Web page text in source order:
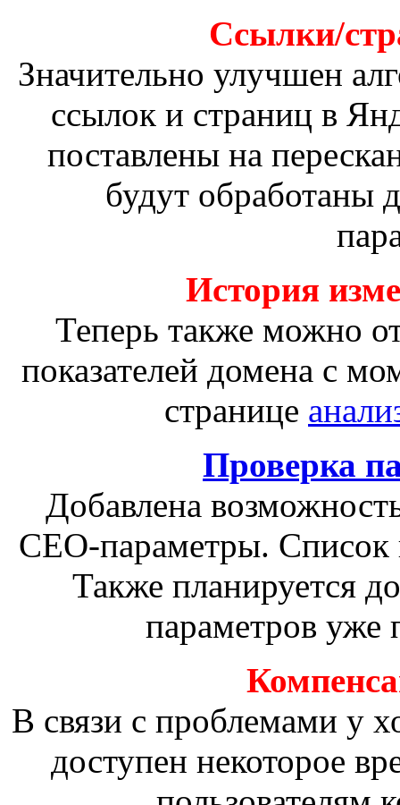
Ссылки/
Значительно улучшен
ссылок и страниц в
поставлены на
будут
История
Теперь также можно
показателей домена с
странице
Проверка
Добавлена
СЕО-параметры. Список
Также планируется
параметров уже
В связи с проблемами у
доступен некоторое